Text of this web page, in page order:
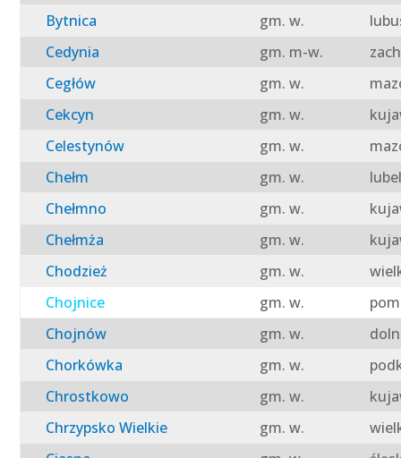
Bytnica
gm. w.
Cedynia
gm. m-w.
Cegłów
gm. w.
Cekcyn
gm. w.
Celestynów
gm. w.
Chełm
gm. w.
Chełmno
gm. w.
Chełmża
gm. w.
Chodzież
gm. w.
Chojnice
gm. w.
Chojnów
gm. w.
Chorkówka
gm. w.
Chrostkowo
gm. w.
Chrzypsko Wielkie
gm. w.